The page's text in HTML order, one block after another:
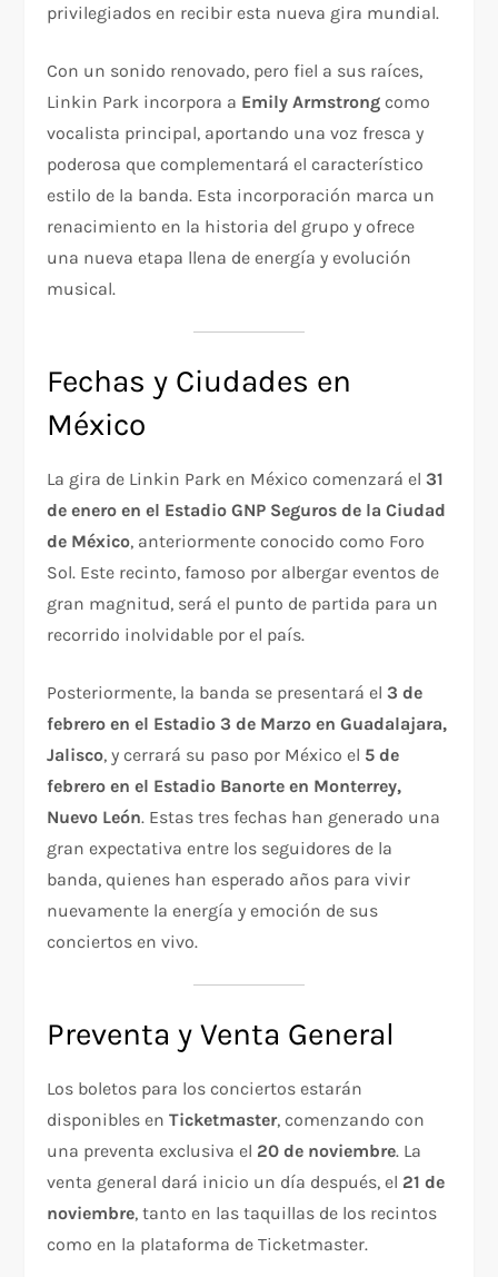
privilegiados en recibir esta nueva gira mundial.
Con un sonido renovado, pero fiel a sus raíces,
Linkin Park incorpora a Emily Armstrong como
vocalista principal, aportando una voz fresca y
poderosa que complementará el característico
estilo de la banda. Esta incorporación marca un
renacimiento en la historia del grupo y ofrece
una nueva etapa llena de energía y evolución
musical.
Fechas y Ciudades en
México
La gira de Linkin Park en México comenzará el31
de enero en el Estadio GNP Seguros de la Ciudad
de México, anteriormente conocido como Foro
Sol. Este recinto, famoso por albergar eventos de
gran magnitud, será el punto de partida para un
recorrido inolvidable por el país.
Posteriormente, la banda se presentará el3 de
febrero en el Estadio 3 de Marzo en Guadalajara,
Jalisco, y cerrará su paso por México el 5 de
febrero en el Estadio Banorte en Monterrey,
Nuevo León. Estas tres fechas han generado una
gran expectativa entre los seguidores de la
banda, quienes han esperado años para vivir
nuevamente la energía y emoción de sus
conciertos en vivo.
Preventa y Venta General
Los boletos para los conciertos estarán
disponibles enTicketmaster, comenzando con
una preventa exclusiva el 20 de noviembre. La
venta general dará inicio un día después, el 21 de
noviembre, tanto en las taquillas de los recintos
como en la plataforma de Ticketmaster.